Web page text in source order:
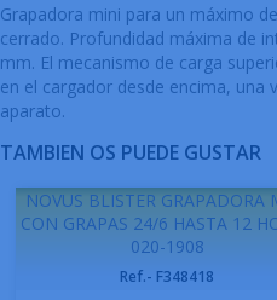
Grapadora mini para un máximo
cerrado. Profundidad máxima de
mm. El mecanismo de carga
en el cargador desde encima, una
aparato.
TAMBIEN OS PUEDE GUSTAR
NOVUS BLISTER GRAPADORA
CON GRAPAS 24/6 HASTA 12
020-1908
Ref.- F348418